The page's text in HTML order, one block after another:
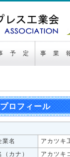
予 定 事 業
ロフィール
業名
アカツキ
カナ）
アカツキ